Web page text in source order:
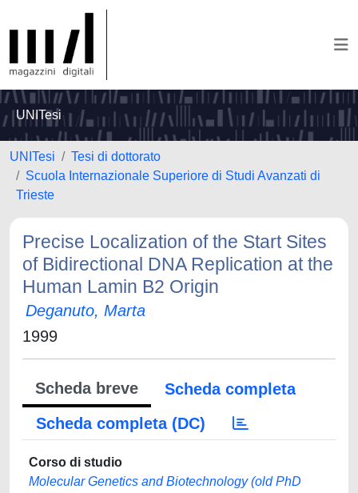
UNITesi
UNITesi
Tesi di dottorato
Scuola Internazionale Superiore di Studi Avanzati di
Trieste
Precise Localization of the Start Sites
of Bidirectional DNA Replication at the
Human Lamin B2 Origin
Deganuto, Marta
1999
Scheda breve
Scheda completa
Scheda completa (DC)
Corso di studio
Molecular Genetics and Biotechnology (old PhD